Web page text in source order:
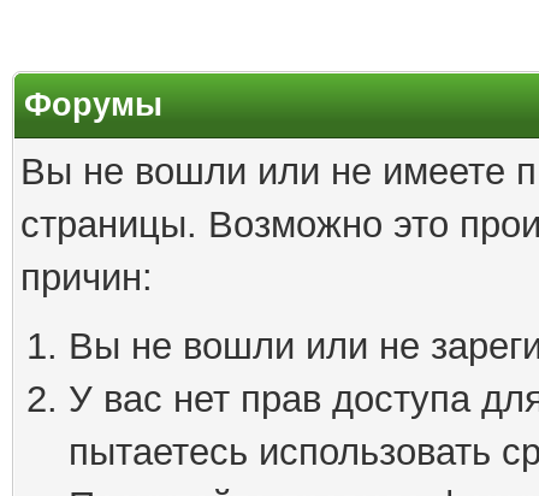
Форумы
Вы не вошли или не имеете
страницы. Возможно это
причин:
Вы не вошли или не
У вас нет прав доступа
пытаетесь использовать